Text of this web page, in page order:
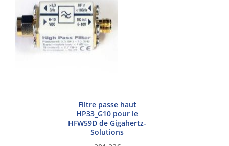
Filtre passe haut
HP33_G10 pour le
HFW59D de Gigahertz-
Solutions